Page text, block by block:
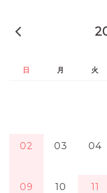
日 月 火
02 03 04
09 10 11